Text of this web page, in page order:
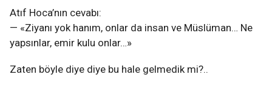
Atıf Hoca’nın cevabı:
— «Ziyanı yok hanım, onlar da insan ve Müslüman… Ne
yapsınlar, emir kulu onlar…»
Zaten böyle diye diye bu hale gelmedik mi?..